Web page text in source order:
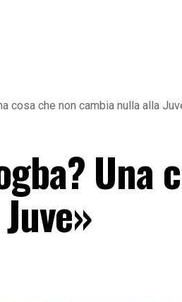
cosa che non cambia nulla alla
Una